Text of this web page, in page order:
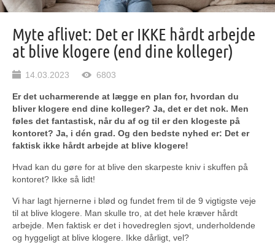
Myte aflivet: Det er IKKE hårdt arbejde
at blive klogere (end dine kolleger)
14.03.2023 6803
Er det ucharmerende at lægge en plan for, hvordan du
bliver klogere end dine kolleger? Ja, det er det nok. Men
føles det fantastisk, når du af og til er den klogeste på
kontoret? Ja, i dén grad. Og den bedste nyhed er: Det er
faktisk ikke hårdt arbejde at blive klogere!
Hvad kan du gøre for at blive den skarpeste kniv i skuffen på
kontoret? Ikke så lidt!
Vi har lagt hjernerne i blød og fundet frem til de 9 vigtigste veje
til at blive klogere. Man skulle tro, at det hele kræver hårdt
arbejde. Men faktisk er det i hovedreglen sjovt, underholdende
og hyggeligt at blive klogere. Ikke dårligt, vel?